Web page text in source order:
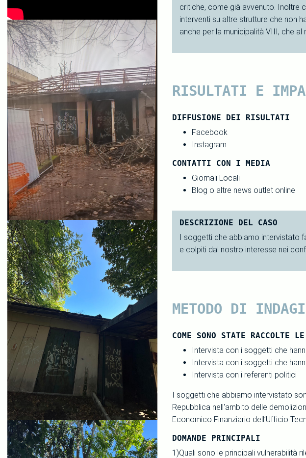
critiche, come già avvenuto. Inoltre
interventi su altre strutture che non
anche per la municipalità VIII, che
RISULTATI E
DIFFUSIONE DEI RISULTATI
Facebook
Instagram
CONTATTI CON I MEDIA
Giornali Locali
Blog o altre news outlet online
DESCRIZIONE DEL CASO
I soggetti che abbiamo intervistato
e colpiti dal nostro interesse nei
METODO DI
COME SONO STATE RACCOLTE
Intervista con i soggetti che
Intervista con i soggetti che
Intervista con i referenti politici
I soggetti che abbiamo intervistato
Repubblica nell'ambito delle
Economico Finanziario dell’Ufficio
DOMANDE PRINCIPALI
1)Quali sono le principali vulnerabilità